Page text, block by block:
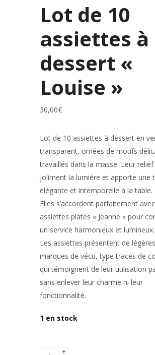
Lot de 10
assiettes à
dessert «
Louise »
30,00€
Lot de 10 assiettes à dessert en
transparent, ornées de motifs
travaillés dans la masse. Leur
joliment la lumière et apporte une
élégante et intemporelle à la table.
Elles s’accordent parfaitement
assiettes plates « Jeanne » pour
un service harmonieux et lumineux.
Les assiettes présentent de légères
marques de vécu, type traces de
qui témoignent de leur utilisation
sans enlever leur charme ni leur
fonctionnalité.
1 en stock